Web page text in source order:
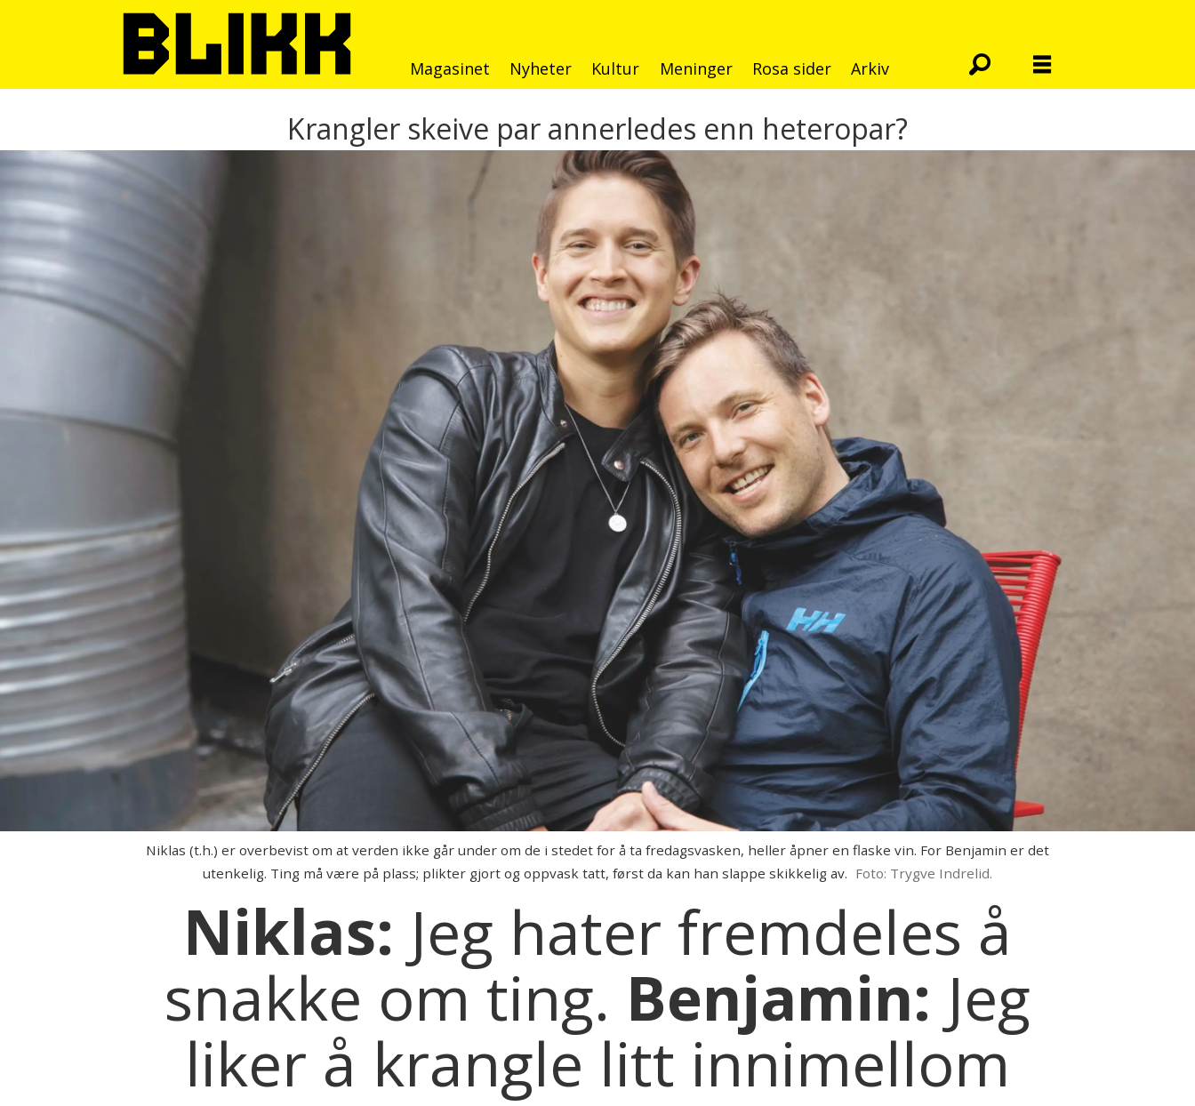
Magasinet Nyheter Kultur Meninger Rosa sider Arkiv
Krangler skeive par annerledes enn heteropar?
Niklas (t.h.) er overbevist om at verden ikke går under om de i stedet for å ta fredagsvasken, heller åpner en flaske vin. For Benjamin er det
utenkelig. Ting må være på plass; plikter gjort og oppvask tatt, først da kan han slappe skikkelig av. Foto: Trygve Indrelid.
Niklas: Jeg hater fremdeles å
snakke om ting. Benjamin: Jeg
liker å krangle litt innimellom